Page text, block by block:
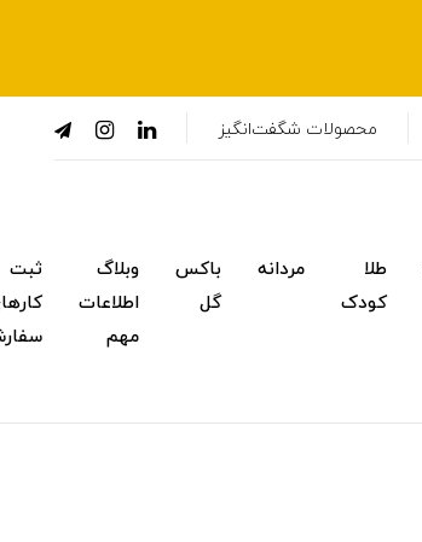
محصولات شگفت‌انگیز
طلا
کودک
مردانه
باکس
گل
وبلاگ
اطلاعات
مهم
ثبت